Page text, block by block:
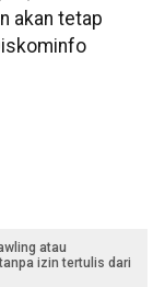
akan tetap
atau
izin tertulis dari